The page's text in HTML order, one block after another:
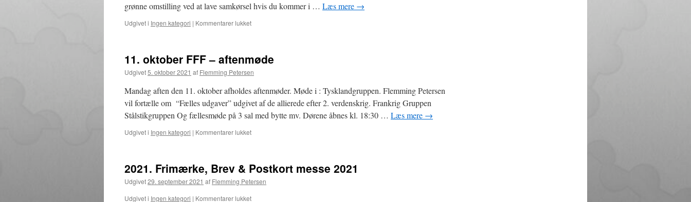
grønne omstilling ved at lave samkørsel hvis du kommer i … Læs mere →
Udgivet i Ingen kategori | Kommentarer lukkettil
FFF
møde
11. oktober FFF – aftenmøde
Udgivet5. oktober 2021 af Flemming Petersen
Mandag aften den 11. oktober afholdes aftenmøder. Møde i : Tysklandgruppen. Flemming Petersen
vil fortælle om “Fælles udgaver” udgivet af de allierede efter 2. verdenskrig. Frankrig Gruppen
Stålstikgruppen Og fællesmøde på 3 sal med bytte mv. Dørene åbnes kl. 18:30 … Læs mere →
Udgivet i Ingen kategori | Kommentarer lukkettil
–
2021. Frimærke, Brev & Postkort messe 2021
Udgivet29. september 2021 af Flemming Petersen
Udgivet i Ingen kategori | Kommentarer lukkettil